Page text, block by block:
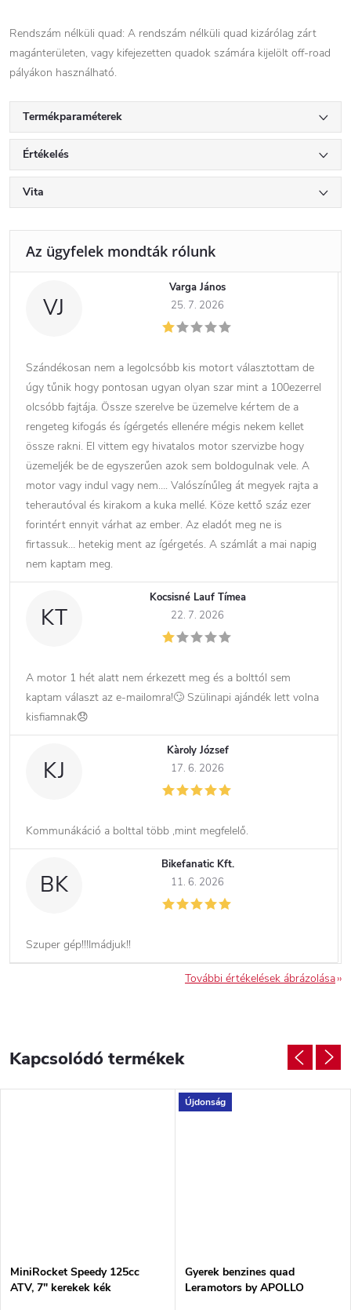
Rendszám nélküli quad: A rendszám nélküli quad kizárólag zárt
magánterületen, vagy kifejezetten quadok számára kijelölt off-road
pályákon használható.
Termékparaméterek
Értékelés
Vita
VJ
Varga János
25. 7. 2026
Szándékosan nem a legolcsóbb kis motort választottam de
úgy tűnik hogy pontosan ugyan olyan szar mint a 100ezerrel
olcsóbb fajtája. Össze szerelve be üzemelve kértem de a
rengeteg kifogás és ígérgetés ellenére mégis nekem kellet
össze rakni. El vittem egy hivatalos motor szervizbe hogy
üzemeljék be de egyszerűen azok sem boldogulnak vele. A
motor vagy indul vagy nem…. Valószínűleg át megyek rajta a
teherautóval és kirakom a kuka mellé. Köze kettő száz ezer
forintért ennyit várhat az ember. Az eladót meg ne is
firtassuk… hetekig ment az ígérgetés. A számlát a mai napig
nem kaptam meg.
KT
Kocsisné Lauf Tímea
22. 7. 2026
A motor 1 hét alatt nem érkezett meg és a bolttól sem
kaptam választ az e-mailomra!🙄 Szülinapi ajándék lett volna
kisfiamnak😞
KJ
Kàroly József
17. 6. 2026
Kommunákáció a bolttal több ,mint megfelelő.
BK
Bikefanatic Kft.
11. 6. 2026
Szuper gép!!!Imádjuk!!
További értékelések ábrázolása
Kapcsolódó termékek
MiniRocket Speedy 125cc
ATV, 7" kerekek kék
Újdonság
Gyerek benzines quad
Leramotors by APOLLO